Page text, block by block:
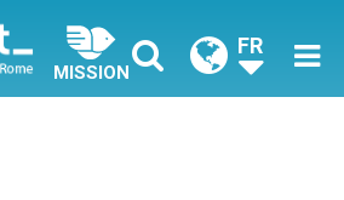
MISSION
FR